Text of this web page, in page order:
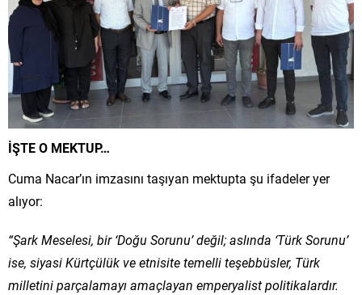
İŞTE O MEKTUP…
Cuma Nacar’ın imzasını taşıyan mektupta şu ifadeler yer
alıyor:
“Şark Meselesi, bir ‘Doğu Sorunu’ değil; aslında ‘Türk Sorunu’
ise, siyasi Kürtçülük ve etnisite temelli teşebbüsler, Türk
milletini parçalamayı amaçlayan emperyalist politikalardır.